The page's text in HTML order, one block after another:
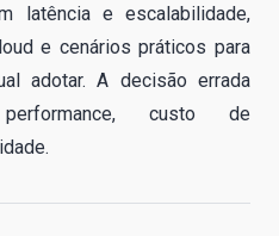
latência e escalabilidade,
e cenários práticos para
adotar. A decisão errada
custo de